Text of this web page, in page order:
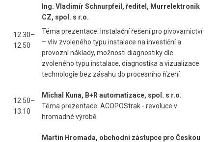
12.30–
12.50
Ing. Vladimír Schnurpfeil, ředitel, Murrelektronik
CZ, spol. s r.o.
Téma prezentace: Instalační řešení pro pivovarnictví
– vliv zvoleného typu instalace na investiční a
provozní náklady, možnosti diagnostiky dle
zvoleného typu instalace, diagnostika a vizualizace
technologie bez zásahu do procesního řízení
12.50–
13.10
Michal Kuna, B+R automatizace, spol. s r.o.
Téma prezentace: ACOPOStrak - revoluce v
hromadné výrobě
Martin Hromada, obchodní zástupce pro Českou